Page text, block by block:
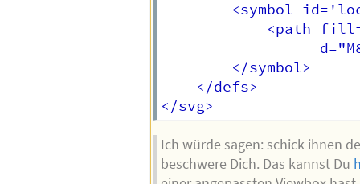
<symbol
<path
        </symbol>
    </defs>
Ich würde sagen: schick ihnen
beschwere Dich. Das kannst Du